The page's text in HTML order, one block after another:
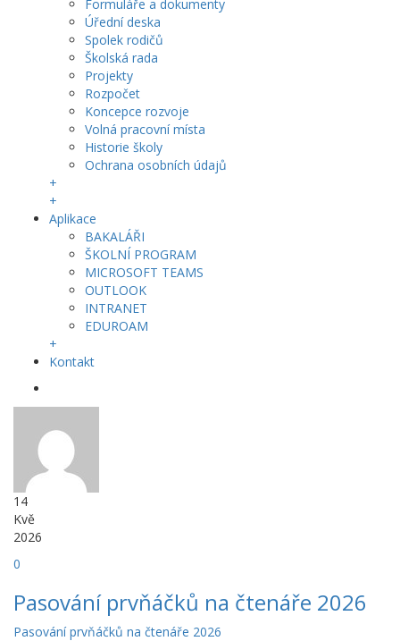
Formuláře a dokumenty
Úřední deska
Spolek rodičů
Školská rada
Projekty
Rozpočet
Koncepce rozvoje
Volná pracovní místa
Historie školy
Ochrana osobních údajů
+
+
Aplikace
BAKALÁŘI
ŠKOLNÍ PROGRAM
MICROSOFT TEAMS
OUTLOOK
INTRANET
EDUROAM
+
Kontakt
14
Kvě
2026
0
Pasování prvňáčků na čtenáře 2026
Pasování prvňáčků na čtenáře 2026